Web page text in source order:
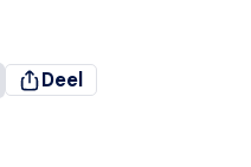
Deel